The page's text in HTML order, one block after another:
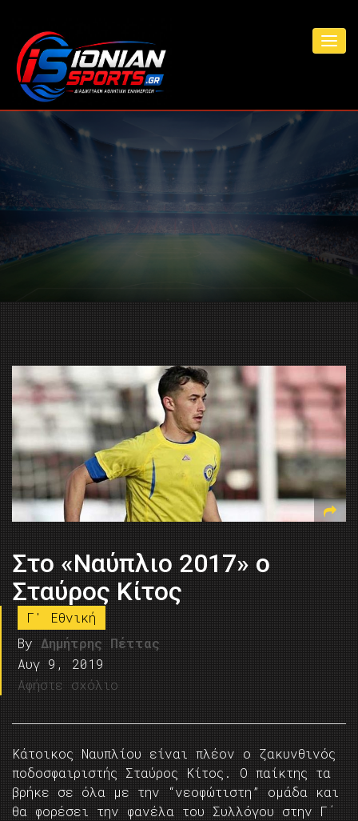
Στο «Ναύπλιο 2017» ο
Σταύρος Κίτος
Γ' Εθνική
By Δημήτρης Πέττας
Αυγ 9, 2019
Αφήστε σχόλιο
Κάτοικος Ναυπλίου είναι πλέον ο ζακυνθινός
ποδοσφαιριστής Σταύρος Κίτος. Ο παίκτης τα
βρήκε σε όλα με την “νεοφώτιστη” ομάδα και
θα φορέσει την φανέλα του Συλλόγου στην Γ΄